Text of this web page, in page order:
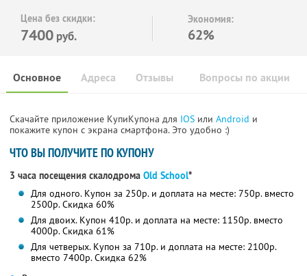
Цена без скидки:
7400 руб.
Экономия:
62%
Основное Отзывы Вопросы по акции
Адреса
Скачайте приложение КупиКупона для IOS или Android и
покажите купон с экрана смартфона. Это удобно :)
ЧТО ВЫ ПОЛУЧИТЕ ПО КУПОНУ
3 часа посещения скалодрома Old School*
Для одного. Купон за 250р. и доплата на месте: 750р. вместо
2500р. Скидка 60%
Для двоих. Купон 410р. и доплата на месте: 1150р. вместо
4000р. Скидка 61%
Для четверых. Купон за 710р. и доплата на месте: 2100р.
вместо 7400р.Скидка 62%